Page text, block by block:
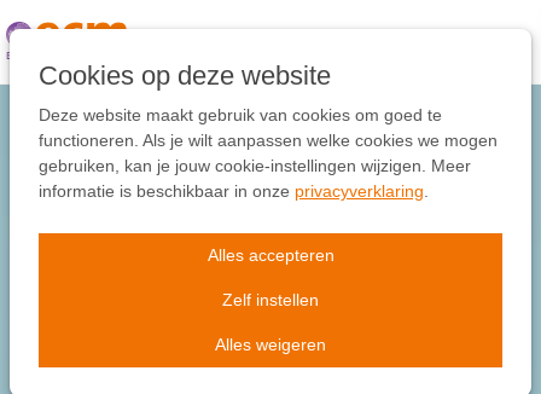
Cookies op deze website
Deze website maakt gebruik van cookies om goed te
functioneren. Als je wilt aanpassen welke cookies we mogen
gebruiken, kan je jouw cookie-instellingen wijzigen. Meer
informatie is beschikbaar in onze privacyverklaring
Alles accepteren
Zelf instellen
Alles weigeren
overslaan
naar
de
inhoud
Ga
naar
navigatie